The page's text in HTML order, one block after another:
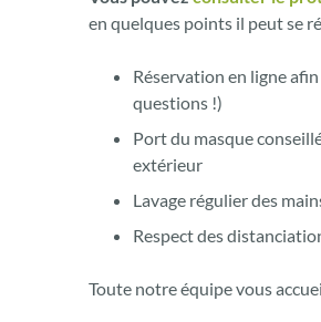
en quelques points il peut se
Réservation en ligne
questions !)
Port du masque
extérieur
Lavage régulier des
Respect des
Toute notre équipe vous